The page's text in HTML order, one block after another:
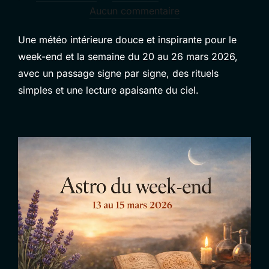
le
Aucun commentaire
Une météo intérieure douce et inspirante pour le
week-end et la semaine du 20 au 26 mars 2026,
avec un passage signe par signe, des rituels
simples et une lecture apaisante du ciel.